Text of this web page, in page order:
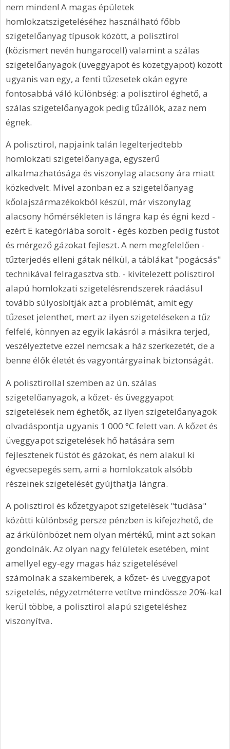
nem minden! A magas épületek
homlokzatszigeteléséhez használható főbb
szigetelőanyag típusok között, a polisztirol
(közismert nevén hungarocell) valamint a szálas
szigetelőanyagok (üveggyapot és közetgyapot) között
ugyanis van egy, a fenti tűzesetek okán egyre
fontosabbá váló különbség: a polisztirol éghető, a
szálas szigetelőanyagok pedig tűzállók, azaz nem
égnek.
A polisztirol, napjaink talán legelterjedtebb
homlokzati szigetelőanyaga, egyszerű
alkalmazhatósága és viszonylag alacsony ára miatt
közkedvelt. Mivel azonban ez a szigetelőanyag
kőolajszármazékokból készül, már viszonylag
alacsony hőmérsékleten is lángra kap és égni kezd -
ezért E kategóriába sorolt - égés közben pedig füstöt
és mérgező gázokat fejleszt. A nem megfelelően -
tűzterjedés elleni gátak nélkül, a táblákat "pogácsás"
technikával felragasztva stb. - kivitelezett polisztirol
alapú homlokzati szigetelésrendszerek ráadásul
tovább súlyosbítják azt a problémát, amit egy
tűzeset jelenthet, mert az ilyen szigeteléseken a tűz
felfelé, könnyen az egyik lakásról a másikra terjed,
veszélyeztetve ezzel nemcsak a ház szerkezetét, de a
benne élők életét és vagyontárgyainak biztonságát.
A polisztirollal szemben az ún. szálas
szigetelőanyagok, a kőzet- és üveggyapot
szigetelések nem éghetők, az ilyen szigetelőanyagok
olvadáspontja ugyanis 1 000 °C felett van. A kőzet és
üveggyapot szigetelések hő hatására sem
fejlesztenek füstöt és gázokat, és nem alakul ki
égvecsepegés sem, ami a homlokzatok alsóbb
részeinek szigetelését gyújthatja lángra.
A polisztirol és kőzetgyapot szigetelések "tudása"
közötti különbség persze pénzben is kifejezhető, de
az árkülönbözet nem olyan mértékű, mint azt sokan
gondolnák. Az olyan nagy felületek esetében, mint
amellyel egy-egy magas ház szigetelésével
számolnak a szakemberek, a kőzet- és üveggyapot
szigetelés, négyzetméterre vetítve mindössze 20%-kal
kerül többe, a polisztirol alapú szigeteléshez
viszonyítva.